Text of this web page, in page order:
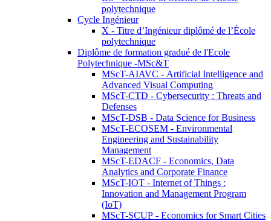
polytechnique
Cycle Ingénieur
X - Titre d’Ingénieur diplômé de l’École
polytechnique
Diplôme de formation gradué de l'Ecole
Polytechnique -MSc&T
MScT-AIAVC - Artificial Intelligence and
Advanced Visual Computing
MScT-CTD - Cybersecurity : Threats and
Defenses
MScT-DSB - Data Science for Business
MScT-ECOSEM - Environmental
Engineering and Sustainability
Management
MScT-EDACF - Economics, Data
Analytics and Corporate Finance
MScT-IOT - Internet of Things :
Innovation and Management Program
(IoT)
MScT-SCUP - Economics for Smart Cities